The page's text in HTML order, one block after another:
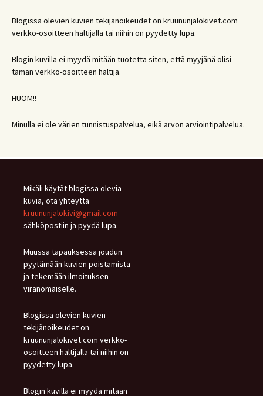
Blogissa olevien kuvien tekijänoikeudet on kruununjalokivet.com
verkko-osoitteen haltijalla tai niihin on pyydetty lupa.
Blogin kuvilla ei myydä mitään tuotetta siten, että myyjänä olisi
tämän verkko-osoitteen haltija.
HUOM!!
Minulla ei ole värien tunnistuspalvelua, eikä arvon arviointipalvelua.
Mikäli käytät blogissa olevia
kuvia, ota yhteyttä
kruununjalokivi@gmail.com
sähköpostiin ja pyydä lupa.
Muussa tapauksessa joudun
pyytämään kuvien poistamista
ja tekemään ilmoituksen
viranomaiselle.
Blogissa olevien kuvien
tekijänoikeudet on
kruununjalokivet.com verkko-
osoitteen haltijalla tai niihin on
pyydetty lupa.
Blogin kuvilla ei myydä mitään